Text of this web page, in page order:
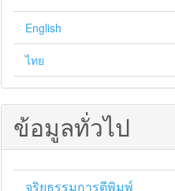
English
ไทย
ข้อมูลทั่วไป
จริยธรรมการตีพิมพ์